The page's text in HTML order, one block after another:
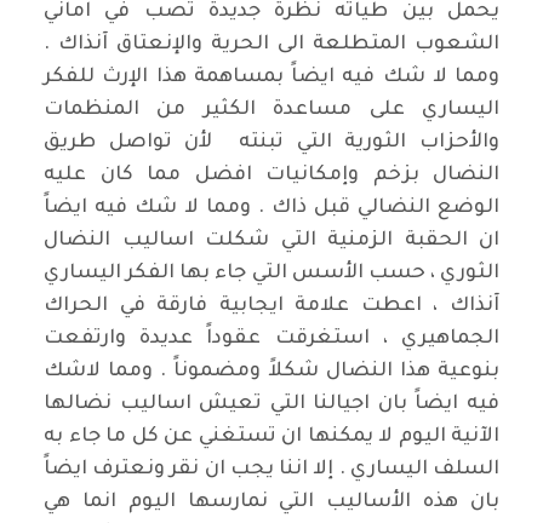
يحمل بين طياته نظرة جديدة تصب في اماني
الشعوب المتطلعة الى الحرية والإنعتاق آنذاك .
ومما لا شك فيه ايضاً بمساهمة هذا الإرث للفكر
اليساري على مساعدة الكثير من المنظمات
والأحزاب الثورية التي تبنته لأن تواصل طريق
النضال بزخم وإمكانيات افضل مما كان عليه
الوضع النضالي قبل ذاك . ومما لا شك فيه ايضاً
ان الحقبة الزمنية التي شكلت اساليب النضال
الثوري ، حسب الأسس التي جاء بها الفكر اليساري
آنذاك ، اعطت علامة ايجابية فارقة في الحراك
الجماهيري ، استغرقت عقوداً عديدة وارتفعت
بنوعية هذا النضال شكلاً ومضموناً . ومما لاشك
فيه ايضاً بان اجيالنا التي تعيش اساليب نضالها
الآنية اليوم لا يمكنها ان تستغني عن كل ما جاء به
السلف اليساري . إلا اننا يجب ان نقر ونعترف ايضاً
بان هذه الأساليب التي نمارسها اليوم انما هي